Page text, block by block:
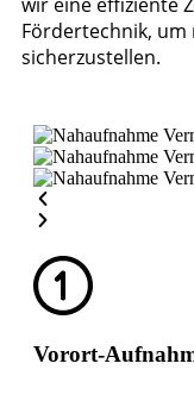
Fördertechnik,
sicherzustellen.
Vorort-